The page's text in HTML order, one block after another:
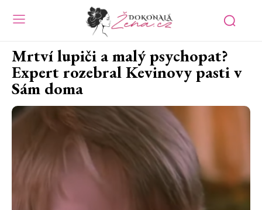
Mrtví lupiči a malý psychopat?
Expert rozebral Kevinovy pasti v
Sám doma